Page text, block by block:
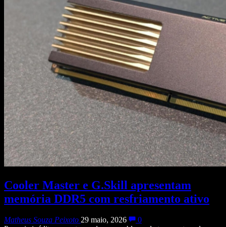
Cooler Master e G.Skill apresentam
memória DDR5 com resfriamento ativo
Matheus Souza Peixoto 29 maio, 2026
0